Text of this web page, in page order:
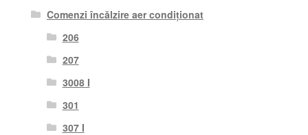
Comenzi încălzire aer condiționat
206
207
3008 I
301
307 I